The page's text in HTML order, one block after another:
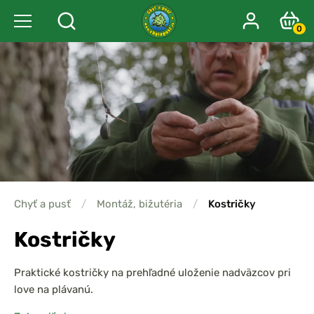
0
Chyť a pusť / Montáž, bižutéria / Kostričky
Kostričky
Praktické kostričky na prehľadné uloženie nadväzcov pri
love na plávanú.